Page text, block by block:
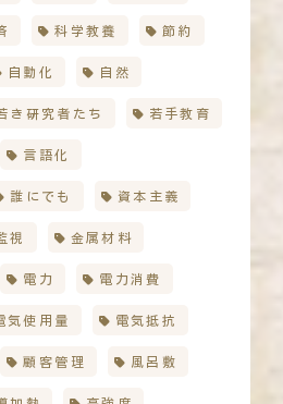
科学教養 節約
自動化 自然
き研究者たち 若手教育
言語化
誰にでも 資本主義
視 金属材料
電力 電力消費
気使用量 電気抵抗
顧客管理 風呂敷